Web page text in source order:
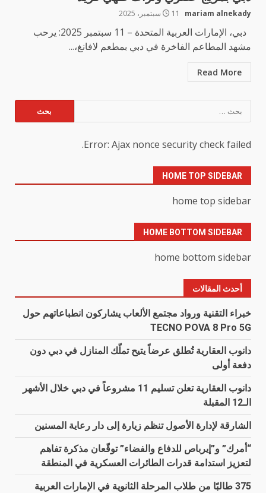
mariam alnekady 11 سبتمبر، 2025
دبي، الإمارات العربية المتحدة – 11 سبتمبر 2025: يرحب
مشهد المطاعم الفاخرة في دبي بمطعم لافانغ،...
Read More
عن:
Error: Ajax nonce security check failed.
HOME TOP SIDEBAR
home top sidebar
HOME BOTTOM SIDEBAR
home bottom sidebar
أحدث المقالات
خبراء التقنية ورواد مجتمع الألعاب يشاركون انطباعاتهم حول
TECNO POVA 8 Pro 5G
دانوب العقارية تُطلق عرضاً يتيح تملّك المنازل في دبي دون
دفعة أولى
دانوب العقارية تعلن تسليم 11 مشروعاً في دبي خلال الأشهر
الـ12 المقبلة
الشارقة لإدارة الأصول تنظم زيارة إلى دار رعاية المسنين
“أمرك” و”إيرباص للدفاع والفضاء” توقّعان مذكرة تفاهم
لتعزيز استدامة قدرات الطائرات العسكرية في المنطقة
375 طالبًا من طلاب المرحلة الثانوية في الإمارات العربية